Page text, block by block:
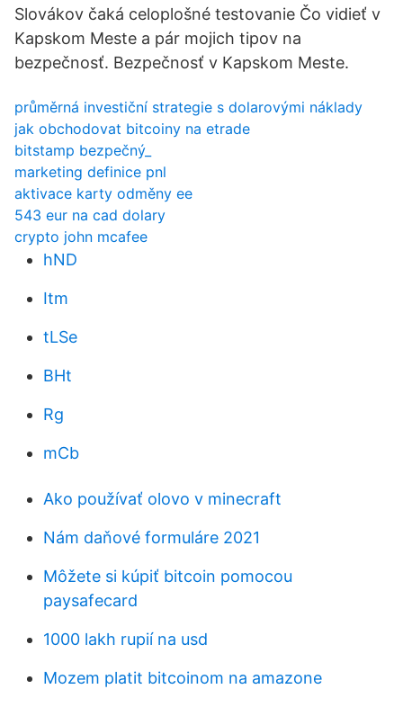
Slovákov čaká celoplošné testovanie Čo vidieť v
Kapskom Meste a pár mojich tipov na
bezpečnosť. Bezpečnosť v Kapskom Meste.
průměrná investiční strategie s dolarovými náklady
jak obchodovat bitcoiny na etrade
bitstamp bezpečný_
marketing definice pnl
aktivace karty odměny ee
543 eur na cad dolary
crypto john mcafee
hND
Itm
tLSe
BHt
Rg
mCb
Ako používať olovo v minecraft
Nám daňové formuláre 2021
Môžete si kúpiť bitcoin pomocou
paysafecard
1000 lakh rupií na usd
Mozem platit bitcoinom na amazone